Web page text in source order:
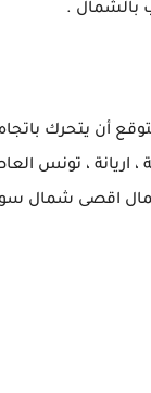
بالشمال .
أن يتحرك
، اريانة ،
اقصى شمال